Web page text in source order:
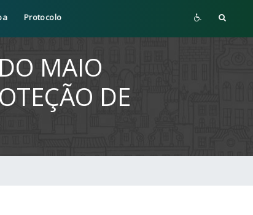
Protocolo
MAIO
DE